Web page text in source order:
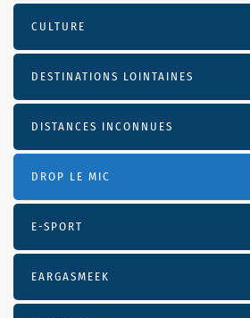
CULTURE
DESTINATIONS LOINTAINES
DISTANCES INCONNUES
DROP LE MIC
E-SPORT
EARGASMEEK